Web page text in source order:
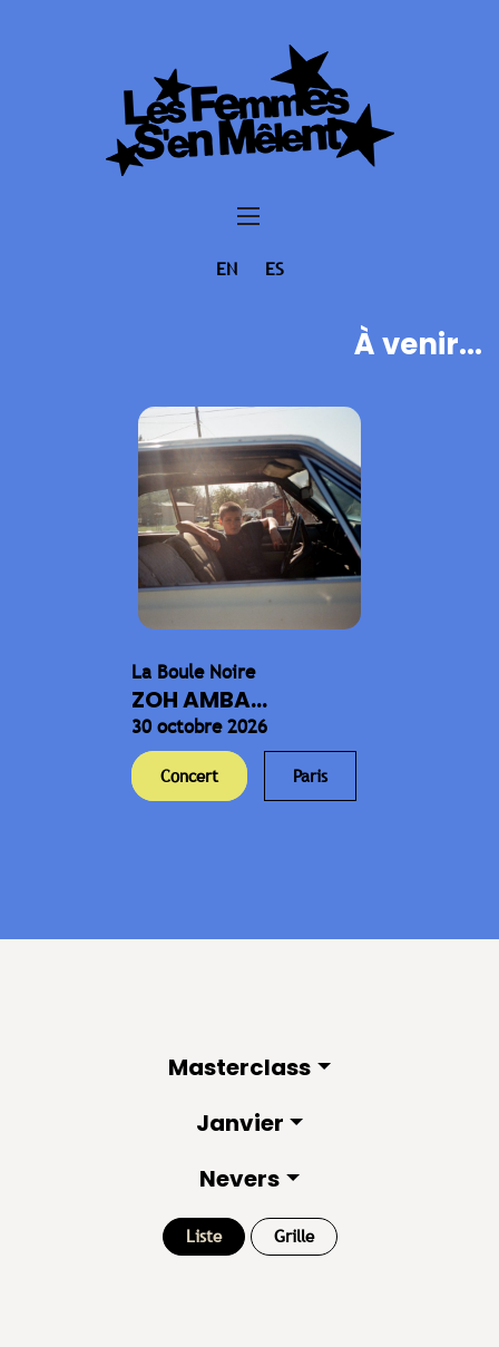
EN ES
À venir...
La Boule Noire
ZOH AMBA...
30 octobre 2026
Concert Paris
Masterclass
Janvier
Nevers
Liste Grille